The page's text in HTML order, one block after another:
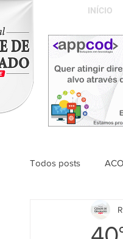
INÍCIO
Todos posts
ABDON